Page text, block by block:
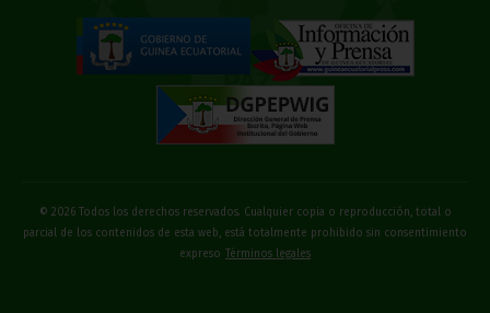
© 2026 Todos los derechos reservados. Cualquier copia o reproducción, total o
parcial de los contenidos de esta web, está totalmente prohibido sin consentimiento
expreso Términos legales